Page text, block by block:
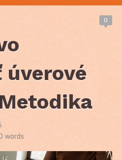
0
úverové
words